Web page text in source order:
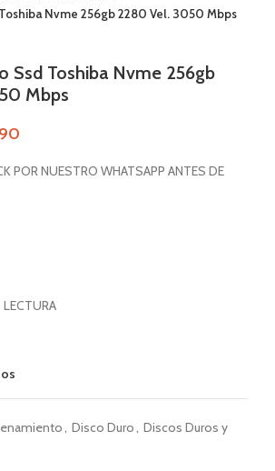
Nvme 256gb 2280 Vel. 3050 Mbps
Ssd Toshiba Nvme 256gb
Mbps
POR NUESTRO WHATSAPP ANTES DE
, Disco Duro, Discos Duros y